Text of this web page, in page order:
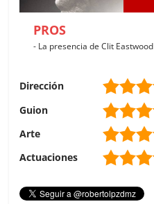
PROS
- La presencia de Clit Eastwood
Dirección
Guion
Arte
Actuaciones